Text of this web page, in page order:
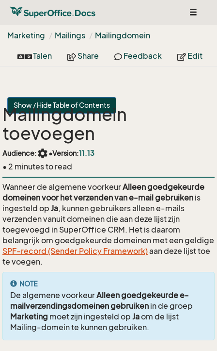
Toggle
Marketing
Mailings Mailingdomein
Talen Share Feedback Edit
Show / Hide Table of Contents
Mailingdomein
toevoegen
Audience:settings•Version:11.13
• 2 minutes to read
Wanneer de algemene voorkeurAlleen goedgekeurde
domeinen voor het verzenden van e-mail gebruiken is
ingesteld op Ja, kunnen gebruikers alleen e-mails
verzenden vanuit domeinen die aan deze lijst zijn
toegevoegd in SuperOffice CRM. Het is daarom
belangrijk om goedgekeurde domeinen met een geldige
SPF-record (Sender Policy Framework)aan deze lijst toe
te voegen.
NOTE
De algemene voorkeurAlleen goedgekeurde e-
mailverzendingsdomeinen gebruiken in de groep
Marketing moet zijn ingesteld op Jaom de lijst
Mailing-domein te kunnen gebruiken.